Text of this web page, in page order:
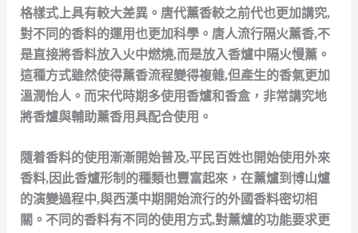
格樣式上具有較大差異。唐代薰香較之前代也更加講究,
對不同的香料的運用也更加科學。唐人流行隔火薰香,不
是直接將香料放入火中燃燒,而是放入香爐中隔火慢薰。
這種方式雖然使得薰香流程變得複雜,但產生的香氣更加
溫潤怡人。而宋代時期多使用香爐和香盒，非常講究地
將香爐與輔助薰香用具配合使用。
隨着香料的使用漸漸開始普及,平民百姓也開始使用外來
香料,因此香爐形制的種類也豐富起來，在薰爐到博山爐
的演變過程中,與西漢中期開始流行的外國香料密切相
關。不同的香料有不同的使用方式,對薰爐的功能要求更